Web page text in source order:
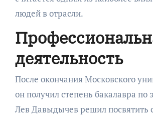
людей в отрасли.
деятельность
После окончания Московского
он получил степень бакалавра по
Лев Давыдычев решил посвятить